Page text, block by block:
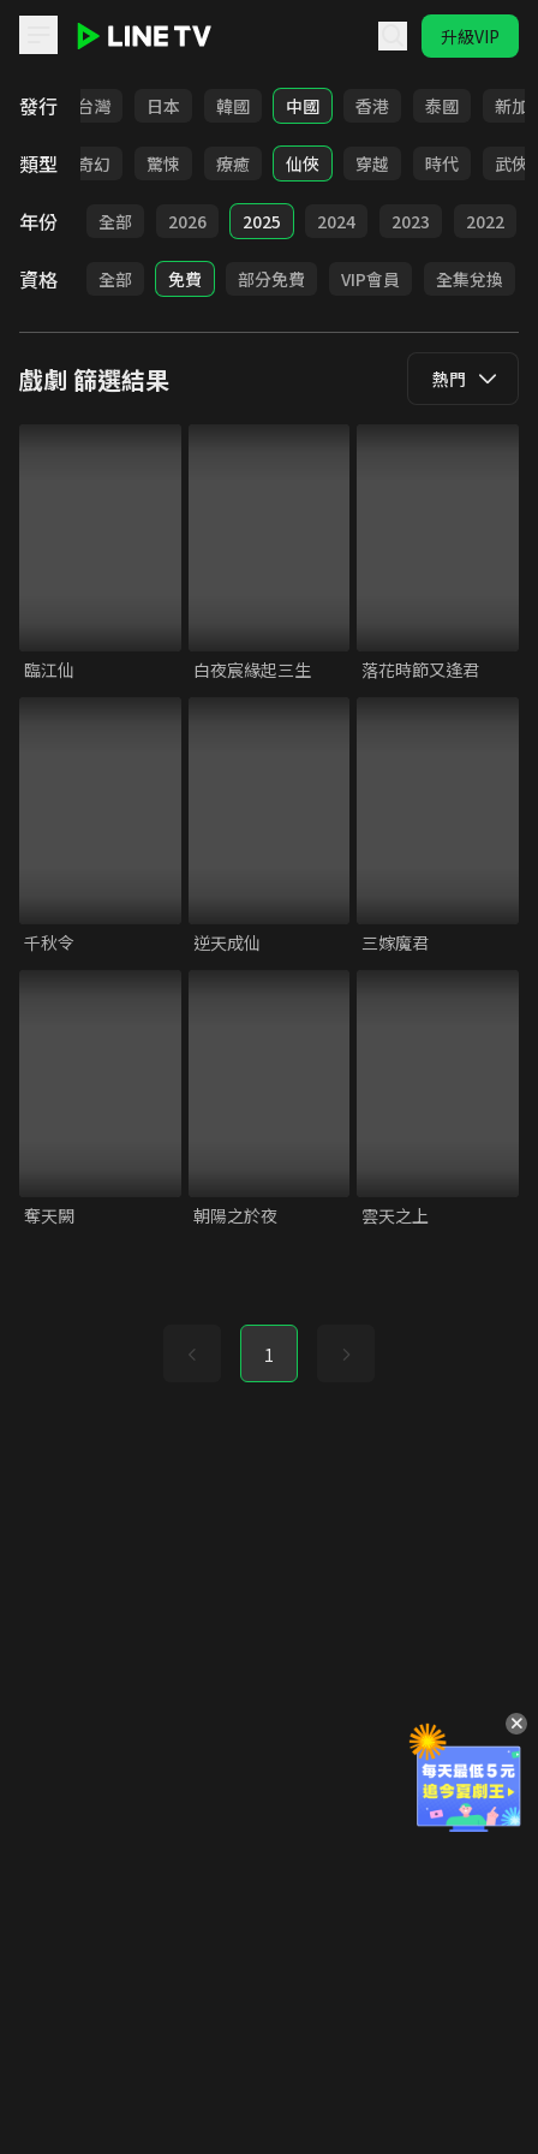
升級VIP
發行
全部 台灣 日本 韓國 中國 香港 泰國 新加
類型
BL 奇幻 驚悚 療癒 仙俠 穿越 時代 武俠
年份 全部 2026 2025 2024 2023 2022
資格 全部 免費 部分免費 VIP會員 全集兌換
戲劇 篩選結果 熱門
臨江仙 白夜宸緣起三生 落花時節又逢君
千秋令 逆天成仙 三嫁魔君
奪天闕 朝陽之於夜 雲天之上
1